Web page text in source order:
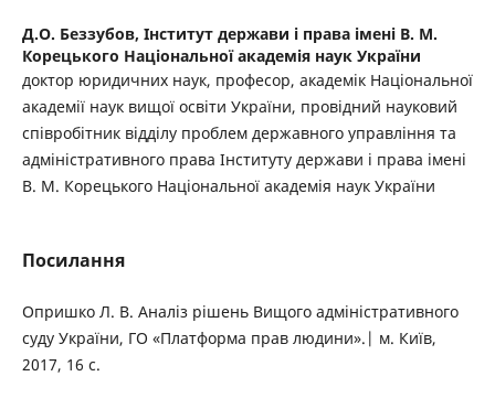
Д.О. Беззубов, Інститут держави і права імені В. М.
Корецького Національної академія наук України
доктор юридичних наук, професор, академік Національної
академії наук вищої освіти України, провідний науковий
співробітник відділу проблем державного управління та
адміністративного права Інституту держави і права імені
В. М. Корецького Національної академія наук України
Посилання
Опришко Л. В. Аналіз рішень Вищого адміністративного
суду України, ГО «Платформа прав людини».| м. Київ,
2017, 16 с.